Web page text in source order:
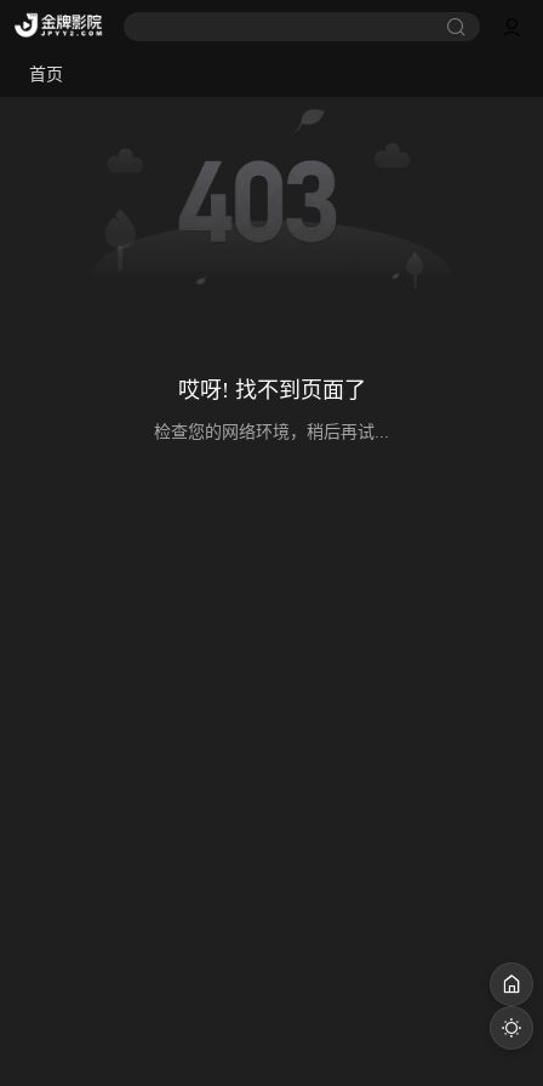
首页
哎呀! 找不到页面了
检查您的网络环境，稍后再试...